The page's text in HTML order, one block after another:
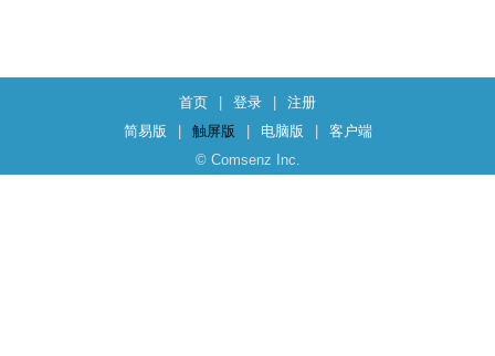
首页 登录
注册
简易版
触屏版 电脑版
客户端
© Comsenz Inc.